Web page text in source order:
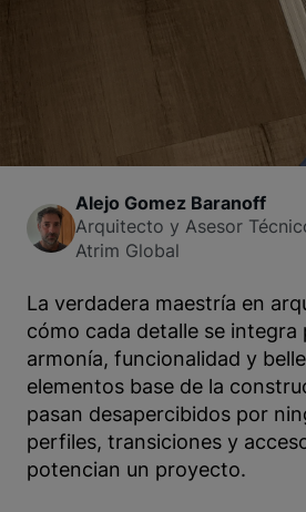
Alejo Gomez Baranoff
Arquitecto y Asesor
Atrim Global
La verdadera maestría en
cómo cada detalle se integra
armonía, funcionalidad y
elementos base de la
pasan desapercibidos por
perfiles, transiciones y
potencian un proyecto.